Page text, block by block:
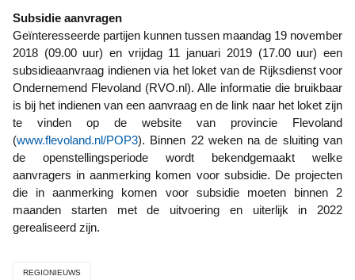
Subsidie aanvragen
Geïnteresseerde partijen kunnen tussen maandag 19 november
2018 (09.00 uur) en vrijdag 11 januari 2019 (17.00 uur) een
subsidieaanvraag indienen via het loket van de Rijksdienst voor
Ondernemend Flevoland (RVO.nl). Alle informatie die bruikbaar
is bij het indienen van een aanvraag en de link naar het loket zijn
te vinden op de website van provincie Flevoland
(www.flevoland.nl/POP3). Binnen 22 weken na de sluiting van
de openstellingsperiode wordt bekendgemaakt welke
aanvragers in aanmerking komen voor subsidie. De projecten
die in aanmerking komen voor subsidie moeten binnen 2
maanden starten met de uitvoering en uiterlijk in 2022
gerealiseerd zijn.
REGIONIEUWS